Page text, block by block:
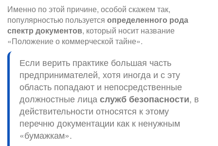
Именно по этой причине, особой скажем так,
популярностью пользуется определенного рода
спектр документов, который носит название
«Положение о коммерческой тайне».
Если верить практике большая часть
предпринимателей, хотя иногда и с эту
область попадают и непосредственные
должностные лица служб безопасности, в
действительности относятся к этому
перечню документации как к ненужным
«бумажкам».